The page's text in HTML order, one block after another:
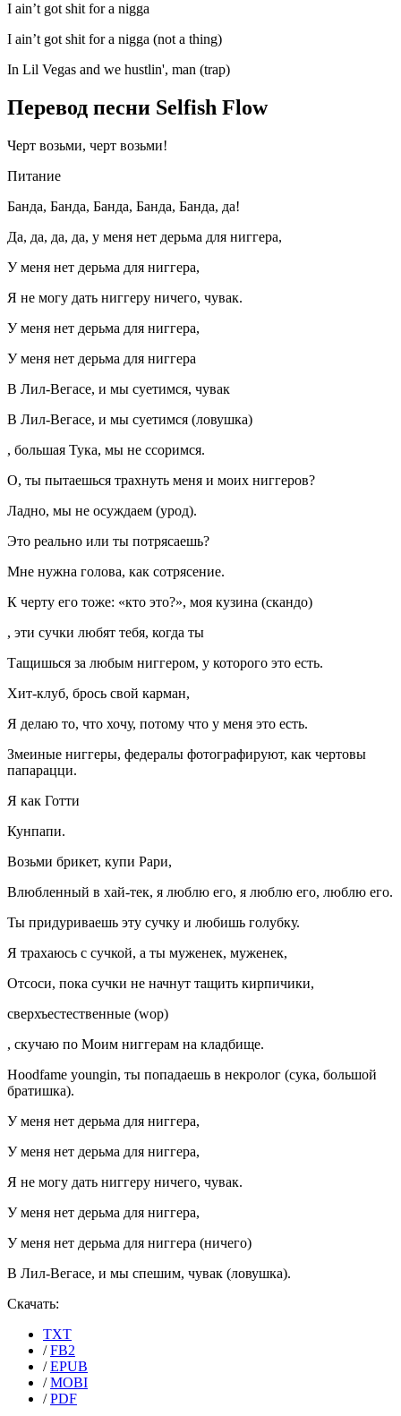
I ain’t got shit for a nigga
I ain’t got shit for a nigga (not a thing)
In Lil Vegas and we hustlin', man (trap)
Перевод песни Selfish Flow
Черт возьми, черт возьми!
Питание
Банда, Банда, Банда, Банда, Банда, да!
Да, да, да, да, у меня нет дерьма для ниггера,
У меня нет дерьма для ниггера,
Я не могу дать ниггеру ничего, чувак.
У меня нет дерьма для ниггера,
У меня нет дерьма для ниггера
В Лил-Вегасе, и мы суетимся, чувак
В Лил-Вегасе, и мы суетимся (ловушка)
, большая Тука, мы не ссоримся.
О, ты пытаешься трахнуть меня и моих ниггеров?
Ладно, мы не осуждаем (урод).
Это реально или ты потрясаешь?
Мне нужна голова, как сотрясение.
К черту его тоже: «кто это?», моя кузина (скандо)
, эти сучки любят тебя, когда ты
Тащишься за любым ниггером, у которого это есть.
Хит-клуб, брось свой карман,
Я делаю то, что хочу, потому что у меня это есть.
Змеиные ниггеры, федералы фотографируют, как чертовы
папарацци.
Я как Готти
Кунпапи.
Возьми брикет, купи Рари,
Влюбленный в хай-тек, я люблю его, я люблю его, люблю его.
Ты придуриваешь эту сучку и любишь голубку.
Я трахаюсь с сучкой, а ты муженек, муженек,
Отсоси, пока сучки не начнут тащить кирпичики,
сверхъестественные (wop)
, скучаю по Моим ниггерам на кладбище.
Hoodfame youngin, ты попадаешь в некролог (сука, большой
братишка).
У меня нет дерьма для ниггера,
У меня нет дерьма для ниггера,
Я не могу дать ниггеру ничего, чувак.
У меня нет дерьма для ниггера,
У меня нет дерьма для ниггера (ничего)
В Лил-Вегасе, и мы спешим, чувак (ловушка).
Скачать:
TXT
/FB2
/EPUB
/MOBI
/PDF